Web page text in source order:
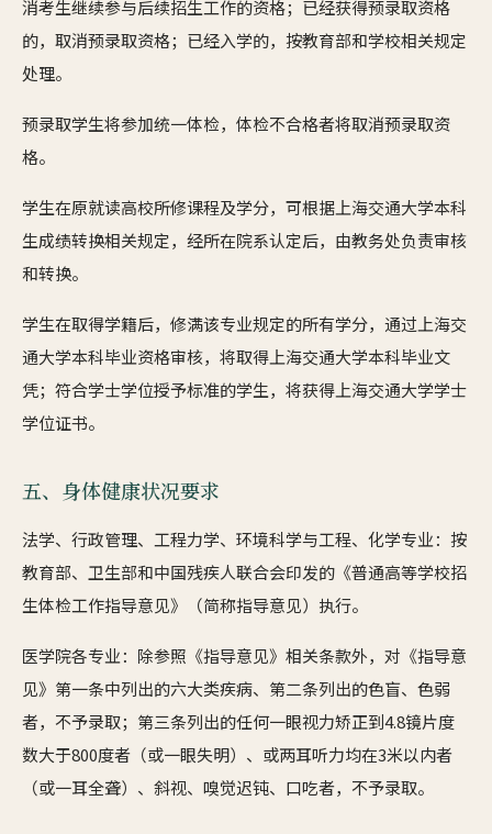
消考生继续参与后续招生工作的资格；已经获得预录取资格
的，取消预录取资格；已经入学的，按教育部和学校相关规定
处理。
预录取学生将参加统一体检，体检不合格者将取消预录取资
格。
学生在原就读高校所修课程及学分，可根据上海交通大学本科
生成绩转换相关规定，经所在院系认定后，由教务处负责审核
和转换。
学生在取得学籍后，修满该专业规定的所有学分，通过上海交
通大学本科毕业资格审核，将取得上海交通大学本科毕业文
凭；符合学士学位授予标准的学生，将获得上海交通大学学士
学位证书。
五、身体健康状况要求
法学、行政管理、工程力学、环境科学与工程、化学专业：按
教育部、卫生部和中国残疾人联合会印发的《普通高等学校招
生体检工作指导意见》（简称指导意见）执行。
医学院各专业：除参照《指导意见》相关条款外，对《指导意
见》第一条中列出的六大类疾病、第二条列出的色盲、色弱
者，不予录取；第三条列出的任何一眼视力矫正到4.8镜片度
数大于800度者（或一眼失明）、或两耳听力均在3米以内者
（或一耳全聋）、斜视、嗅觉迟钝、口吃者，不予录取。